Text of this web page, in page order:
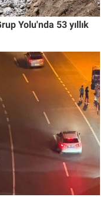
Yolu'nda 53 yıllık